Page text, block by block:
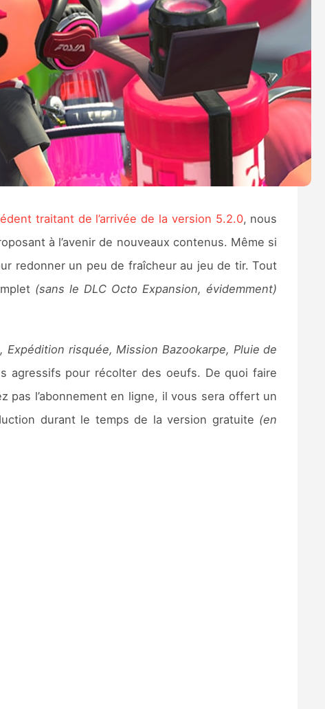
traitant de l’arrivée de la version 5.2.0, nous
à l’avenir de nouveaux contenus. Même si
redonner un peu de fraîcheur au jeu de tir. Tout
(sans le DLC Octo Expansion, évidemment)
Expédition risquée, Mission Bazookarpe, Pluie de
agressifs pour récolter des oeufs. De quoi faire
pas l’abonnement en ligne, il vous sera offert un
durant le temps de la version gratuite (en